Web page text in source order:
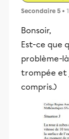
Secondaire 5 •
Bonsoir,
Est-ce que
problème-
trompée et
compris.)